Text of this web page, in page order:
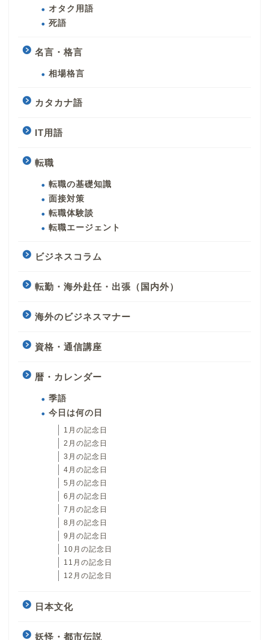
オタク用語
死語
名言・格言
相場格言
カタカナ語
IT用語
転職
転職の基礎知識
面接対策
転職体験談
転職エージェント
ビジネスコラム
転勤・海外赴任・出張（国内外）
海外のビジネスマナー
資格・通信講座
暦・カレンダー
季語
今日は何の日
1月の記念日
2月の記念日
3月の記念日
4月の記念日
5月の記念日
6月の記念日
7月の記念日
8月の記念日
9月の記念日
10月の記念日
11月の記念日
12月の記念日
日本文化
妖怪・都市伝説